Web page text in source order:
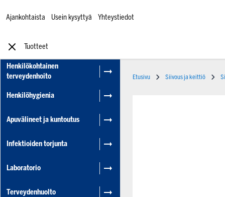
Ajankohtaista Usein kysyttyä Yhteystiedot
Tuotteet
Henkilökohtainen
terveydenhoito
Henkilöhygienia
Apuvälineet ja kuntoutus
Infektioiden torjunta
Laboratorio
Terveydenhuolto
Etusivu Siivous ja keittiö